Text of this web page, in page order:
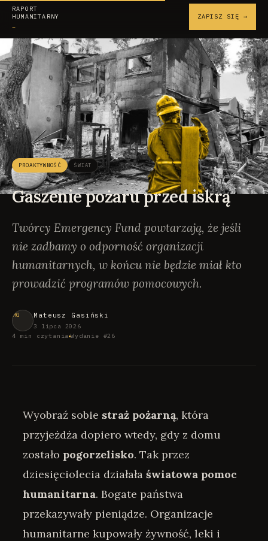
RAPORT
HUMANITARNY
ZAPISZ SIĘ →
PROAKTYWNOŚĆ ŚWIAT
Gaszenie pożaru przed iskrą
Twórcy Emergency Fund powtarzają, że jeśli
nie zadbamy o odporność organizacji
humanitarnych, w końcu nie będzie miał kto
prowadzić programów pomocowych.
Mateusz Gasiński
3 lipca 2026
4 min czytania Wydanie #26
Wyobraź sobie straż pożarną, która
przyjeżdża dopiero wtedy, gdy z domu
zostało pogorzelisko. Tak przez
dziesięciolecia działała światowa pomoc
humanitarna. Bogate państwa
przekazywały pieniądze. Organizacje
humanitarne kupowały żywność, leki i